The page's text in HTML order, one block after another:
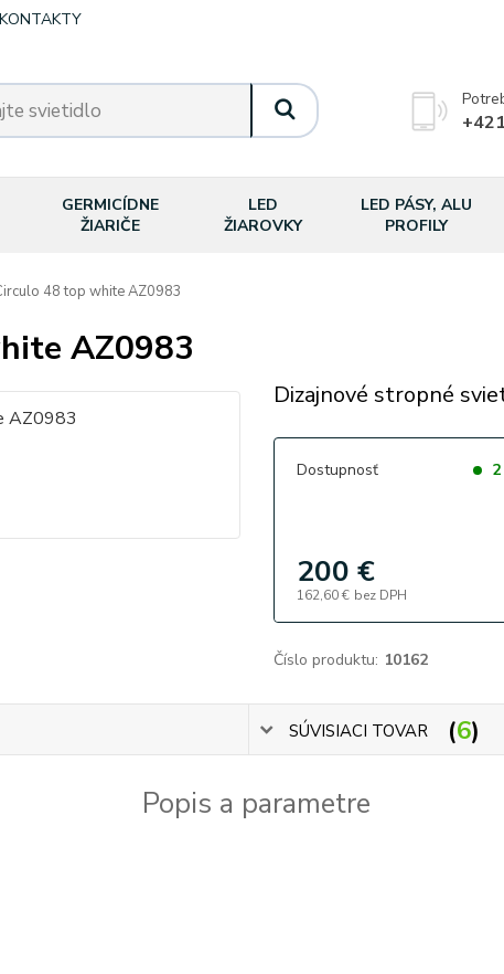
KONTAKTY
GERMICÍDNE
ŽIARIČE
LED
ŽIAROVKY
LED PÁSY, ALU
PROFILY
48 top white AZ0983
AZ0983
Dizajnové stropné
Dostupnosť
200 €
162,60 € bez DPH
Číslo produktu: 10162
SÚVISIACI TOVAR 6
Popis a parametre